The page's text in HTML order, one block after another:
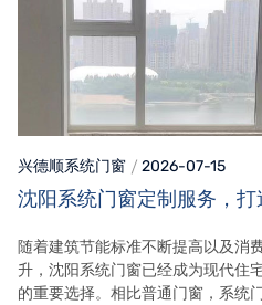
兴德顺系统门窗 2026-07-15
沈阳系统门窗定制服务，
随着建筑节能标准不断提高以及消
升，沈阳系统门窗已经成为现代住
的重要选择。相比普通门窗，系统